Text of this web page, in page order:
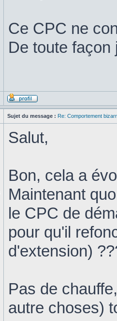
Ce CPC ne
De toute façon
Sujet du message : Re: Comportement
Salut,
Bon, cela a
Maintenant
le CPC de
pour qu'il
d'extension)
Pas de
autre choses)